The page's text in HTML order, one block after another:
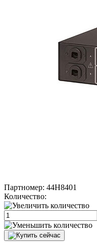
Партномер: 44H8401
Количество: